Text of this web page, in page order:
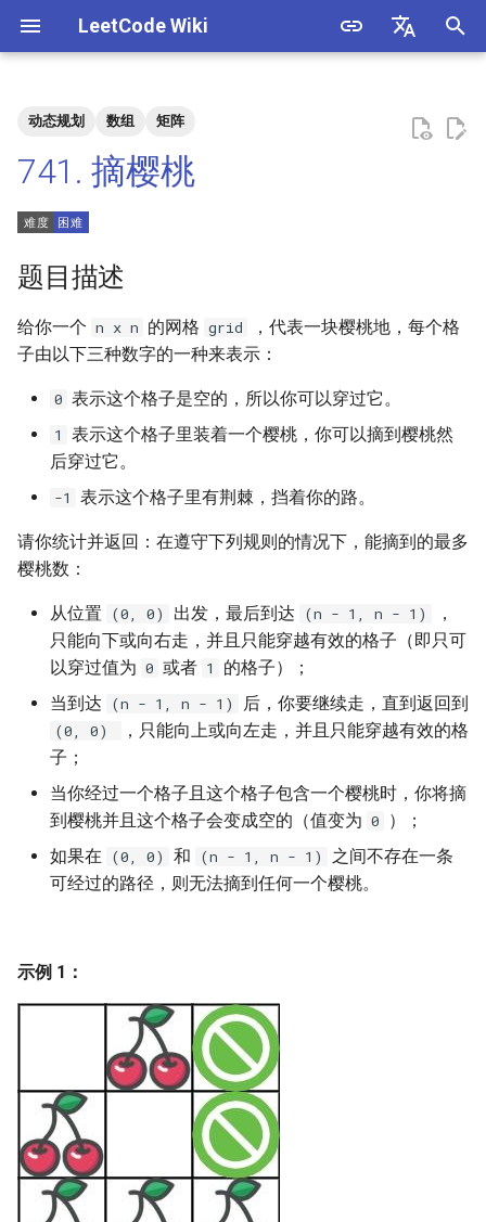
LeetCode Wiki
始
化
搜
引
7. 重建二叉树
9. 用两个栈实现队列
10.1. 斐波那契数列
11. 旋转数组的最小数字
12. 矩阵中的路径
13. 机器人的运动范围
14.1. 剪绳子
14.2. 剪绳子 II
16. 数值的整数次方
19. 正则表达式匹配
20. 表示数值的字符串
21. 调整数组顺序使奇数位于
偶数前面
数
4. 只出现一次的数字
5. 单词长度的最大乘积
6. 排序数组中两个数字之和
7. 数组中和为 0 的三个数
8. 和大于等于 target 的最短子
数组
9. 乘积小于 K 的子数组
10. 和为 k 的子数组
11. 和 1 个数相同的子数组
12. 左右两边子数组的和相等
13. 二维子矩阵的和
14. 字符串中的变位词
17. 含有所有字符的最短字符
18. 有效的回文
19. 最多删除一个字符得到回
1.5. 一次编辑
1.6. 字符串压缩
1.7. 旋转矩阵
1.9. 字符串轮转
2.1. 移除重复节点
2.2. 返回倒数第 k 个节点
2.3. 删除中间节点
2.4. 分割链表
2.6. 回文链表
3.2. 栈的最小值
3.3. 堆盘子
3.4. 化栈为队
动态规划 数组 矩阵
741. 摘樱桃
题目描述
给你一个 n x n 的网格 grid
，代表一块樱桃地，每个格
子由以下三种数字的一种来表示：
0 表示这个格子是空的，所以你可以穿过它。
1
表示这个格子里装着一个樱桃，你可以摘到樱桃然
后穿过它。
-1 表示这个格子里有荆棘，挡着你的路。
请你统计并返回：在遵守下列规则的情况下，能摘到的最多
樱桃数：
从位置 (0, 0) 出发，最后到达 (n - 1, n - 1)
，
只能向下或向右走，并且只能穿越有效的格子（即只可
以穿过值为 0 或者 1
的格子）；
当到达
(n - 1, n - 1) 后，你要继续走，直到返回到
(0, 0)
，只能向上或向左走，并且只能穿越有效的格
子；
当你经过一个格子且这个格子包含一个樱桃时，你将摘
到樱桃并且这个格子会变成空的（值变为 0
）；
如果在
(0, 0) 和 (n - 1, n - 1)
之间不存在一条
可经过的路径，则无法摘到任何一个樱桃。
示例 1：